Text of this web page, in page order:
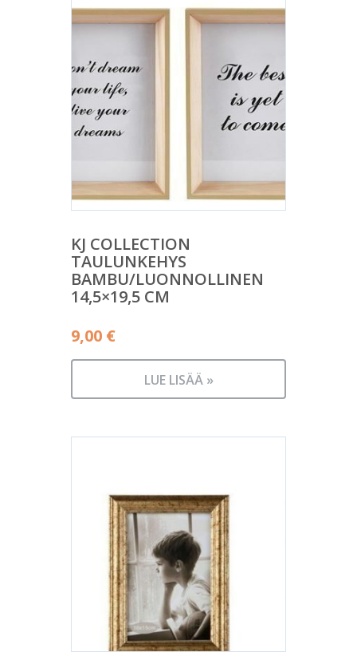
KJ COLLECTION
TAULUNKEHYS
BAMBU/LUONNOLLINEN
14,5×19,5 CM
9,00 €
LUE LISÄÄ »